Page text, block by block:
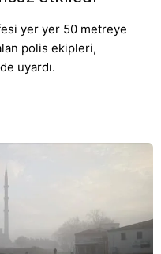
yer yer 50 metreye
polis ekipleri,
uyardı.